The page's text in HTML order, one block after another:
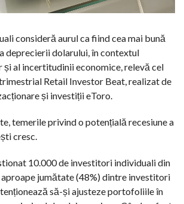
consideră aurul ca fiind cea mai bună
deprecierii dolarului, în contextul
al incertitudinii economice, relevă cel
Retail Investor Beat, realizat de
și investiții eToro.
temerile privind o potențială recesiune a
cresc.
10.000 de investitori individuali din
jumătate (48%) dintre investitori
să-și ajusteze portofoliile în